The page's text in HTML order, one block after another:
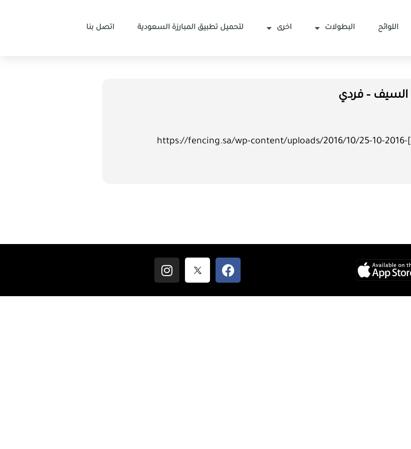
اللوائح البطولات اخرى لتحميل تطبيق المبارزة السعودية اتصل بنا
– فردي
[pdfviewer width=”650px” height=”849px” beta=”true/false”]https://fencing.sa/wp-content/uploads/2016/10/25-10-2016-